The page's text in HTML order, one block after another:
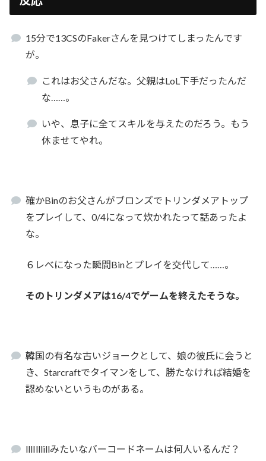
15分で13CSのFakerさんを見つけてしまったんです
が。
これはお父さんだな。父親はLoL下手だったんだ
な……。
いや、息子に全てスキルを与えたのだろう。もう
休ませてやれ。
確かBinのお父さんがブロンズでトリンダメアトップ
をプレイして、0/4になって炊かれたって話あったよ
な。
６レべになった瞬間Binとプレイを交代して……。
そのトリンダメアは16/4でゲームを終えたそうな。
韓国の有名な古いジョークとして、娘の彼氏に会うと
き、Starcraftでタイマンをして、勝たなければ結婚を
認めないというものがある。
lllIlllillみたいなバーコードネームは何人いるんだ？